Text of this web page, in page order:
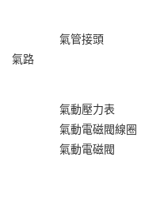
氣路
氣管接頭
氣動壓力表
氣動電磁閥線圈
氣動電磁閥